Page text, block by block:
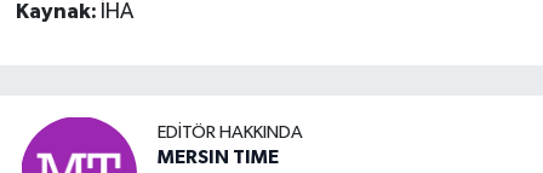
Kaynak: İHA
EDITÖR HAKKINDA
MERSIN TIME